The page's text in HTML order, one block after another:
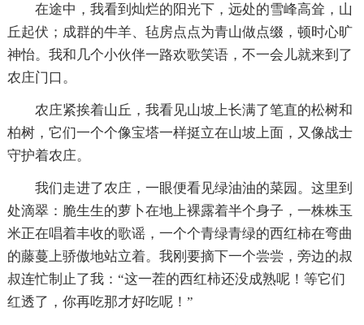
在途中，我看到灿烂的阳光下，远处的雪峰高耸，山
丘起伏；成群的牛羊、毡房点点为青山做点缀，顿时心旷
神怡。我和几个小伙伴一路欢歌笑语，不一会儿就来到了
农庄门口。
农庄紧挨着山丘，我看见山坡上长满了笔直的松树和
柏树，它们一个个像宝塔一样挺立在山坡上面，又像战士
守护着农庄。
我们走进了农庄，一眼便看见绿油油的菜园。这里到
处滴翠：脆生生的萝卜在地上裸露着半个身子，一株株玉
米正在唱着丰收的歌谣，一个个青绿青绿的西红柿在弯曲
的藤蔓上骄傲地站立着。我刚要摘下一个尝尝，旁边的叔
叔连忙制止了我：“这一茬的西红柿还没成熟呢！等它们
红透了，你再吃那才好吃呢！”